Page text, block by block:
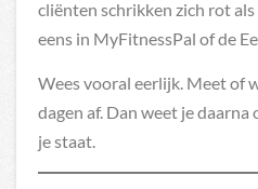
cliënten schrikken zich rot als
eens in MyFitnessPal of de
Wees vooral eerlijk. Meet of
dagen af. Dan weet je
je staat.